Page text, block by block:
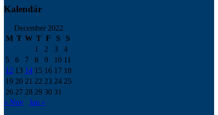
Kalendár
December 2022
M T W T F S
S
1
2 3
4
5
6 7 8 9 10 11
12 13 14 15 16 17 18
19 20 21 22 23 24 25
26 27 28 29 30 31
« Nov
Jan »